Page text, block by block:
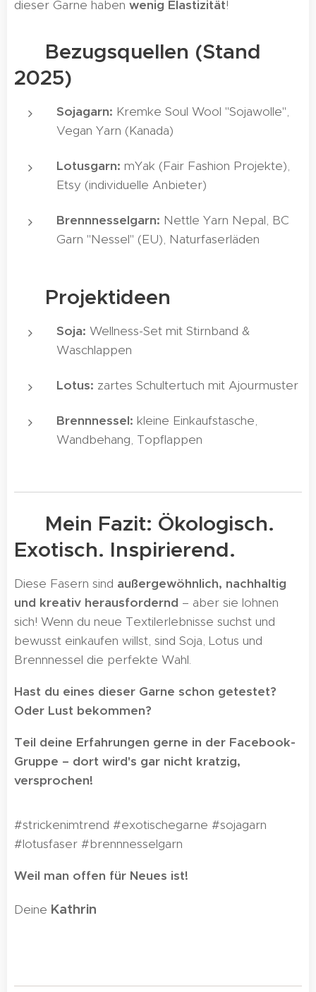
dieser Garne haben wenig Elastizität!
🛍️ Bezugsquellen (Stand
2025)
Sojagarn: Kremke Soul Wool "Sojawolle",
Vegan Yarn (Kanada)
Lotusgarn: mYak (Fair Fashion Projekte),
Etsy (individuelle Anbieter)
Brennnesselgarn: Nettle Yarn Nepal, BC
Garn "Nessel" (EU), Naturfaserläden
🧶 Projektideen
Soja: Wellness-Set mit Stirnband &
Waschlappen
Lotus: zartes Schultertuch mit Ajourmuster
Brennnessel: kleine Einkaufstasche,
Wandbehang, Topflappen
✨ Mein Fazit: Ökologisch.
Exotisch. Inspirierend.
Diese Fasern sind außergewöhnlich, nachhaltig
und kreativ herausfordernd – aber sie lohnen
sich! Wenn du neue Textilerlebnisse suchst und
bewusst einkaufen willst, sind Soja, Lotus und
Brennnessel die perfekte Wahl.
Hast du eines dieser Garne schon getestet?
Oder Lust bekommen?
Teil deine Erfahrungen gerne in der Facebook-
Gruppe – dort wird's gar nicht kratzig,
versprochen! 😉
#strickenimtrend #exotischegarne #sojagarn
#lotusfaser #brennnesselgarn
Weil man offen für Neues ist!
Deine Kathrin